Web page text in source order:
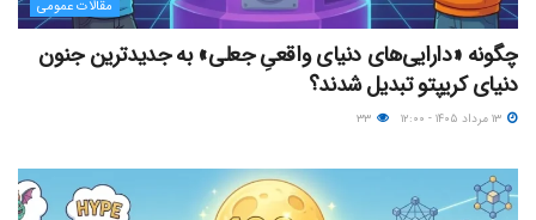
مقالات عمومی
چگونه «دارایی‌های دنیای واقعیِ جعلی» به جدیدترین جنون
دنیای کریپتو تبدیل شدند؟